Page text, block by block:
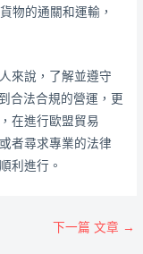
物的通關和運輸，
來說，了解並遵守
合法合規的營運，更
在進行歐盟貿易
者尋求專業的法律
利進行。
下一篇 文章 →